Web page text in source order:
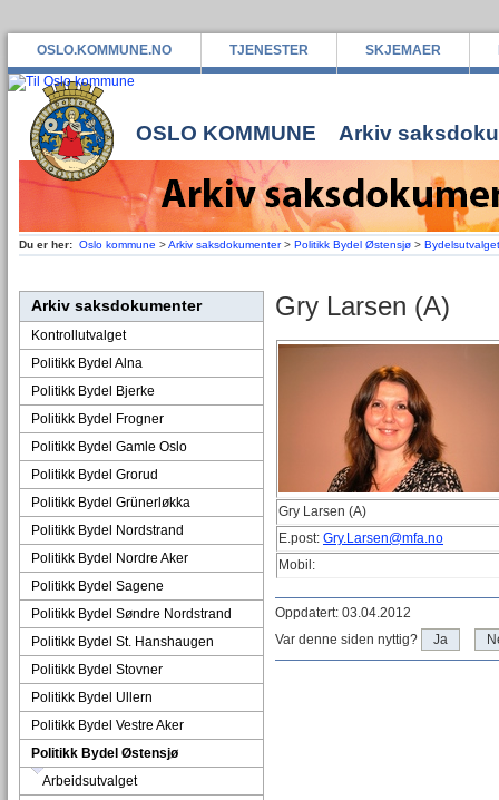
OSLO.KOMMUNE.NO TJENESTER SKJEMAER
OSLO KOMMUNE Arkiv
Du er her: Oslo kommune >Arkiv saksdokumenter> Politikk Bydel Østensjø > Bydelsutvalget
Arkiv saksdokumenter
Kontrollutvalget
Politikk Bydel Alna
Politikk Bydel Bjerke
Politikk Bydel Frogner
Politikk Bydel Gamle Oslo
Politikk Bydel Grorud
Politikk Bydel Grünerløkka
Politikk Bydel Nordstrand
Politikk Bydel Nordre Aker
Politikk Bydel Sagene
Politikk Bydel Søndre Nordstrand
Politikk Bydel St. Hanshaugen
Politikk Bydel Stovner
Politikk Bydel Ullern
Politikk Bydel Vestre Aker
Politikk Bydel Østensjø
Arbeidsutvalget
Gry Larsen (A)
Gry Larsen (A)
E.post: Gry.Larsen@mfa.no
Mobil:
Oppdatert: 03.04.2012
Var denne siden nyttig?
Ja